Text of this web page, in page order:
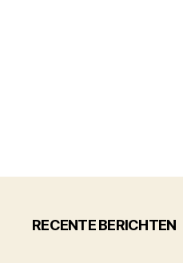
RECENTE BERICHTEN